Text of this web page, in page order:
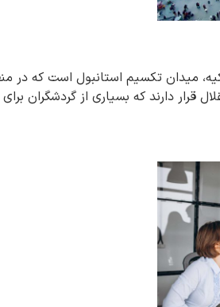
میدان تکسیم استانبول است که در
قرار دارند که بسیاری از گردشگران